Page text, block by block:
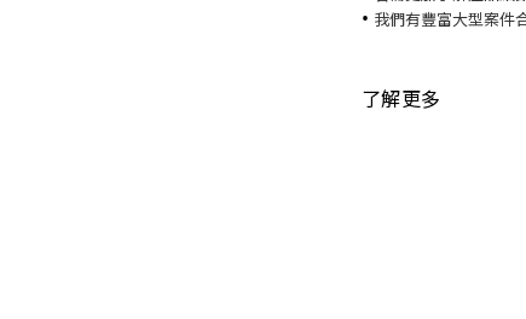
• 我們有豐富大型案件
了解更多